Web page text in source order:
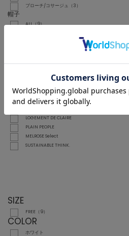
ブローチ/コサージュ（3）
帽子
ALL（9）
TIARA
martinique
MEN'S MELROSE
SOFFITTO
LOGEMENT DE CLAIRE
PLAIN PEOPLE
MELROSE Select
SUSTAINABLE THINK.
SIZE
FREE（9）
COLOR
ホワイト